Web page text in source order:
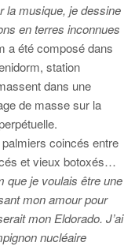
la musique, je dessine
en terres inconnues
a été composé dans
station
dans une
de masse sur la
coincés entre
et vieux botoxés…
que je voulais être une
mon amour pour
mon Eldorado. J’ai
nucléaire